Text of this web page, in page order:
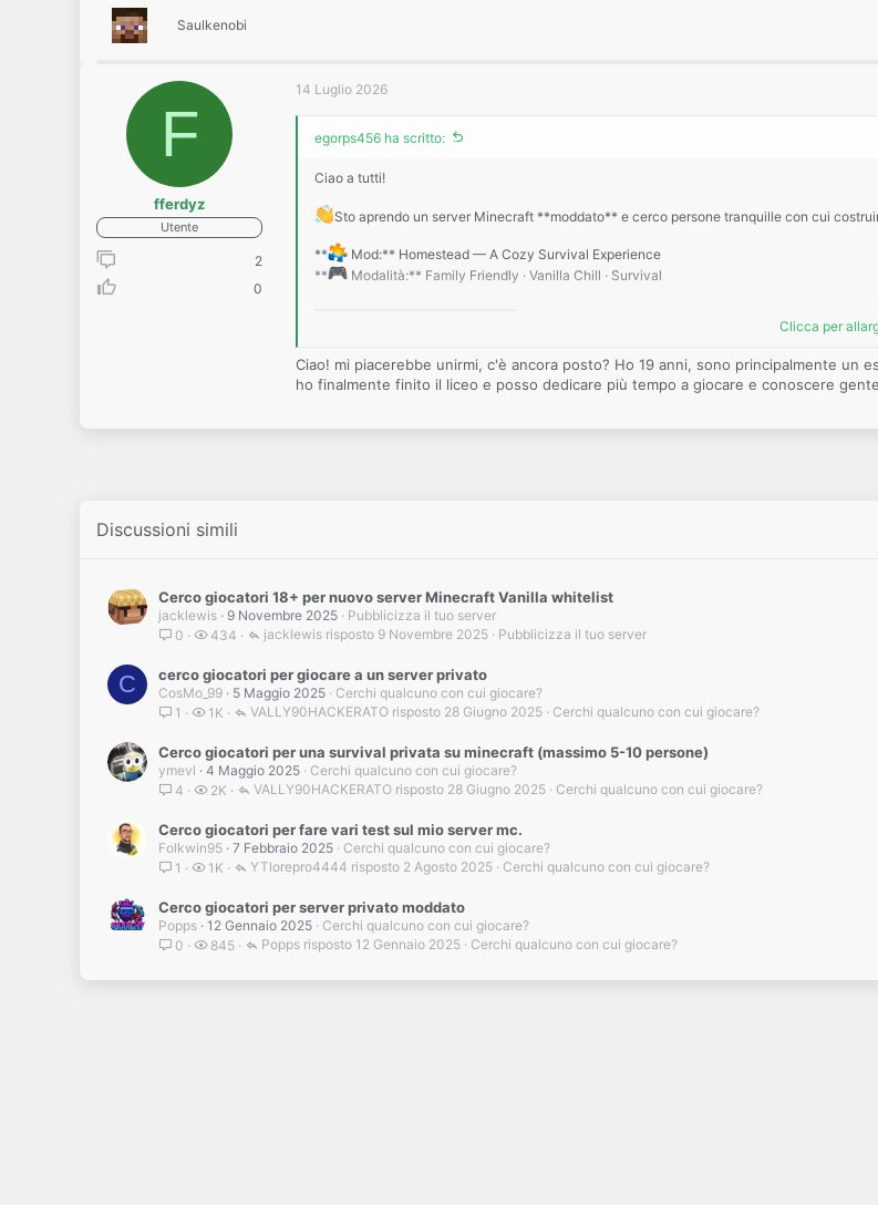
Saulkenobi
F
fferdyz
Utente
2
0
14 Luglio 2026
egorps456 ha scritto:
Ciao a tutti!
Sto aprendo un server Minecraft **moddato** e cerco persone tranquille con cui
**
Mod:** Homestead — A Cozy Survival Experience
**
Modalità:** Family Friendly · Vanilla Chill · Survival
Survival rilassato, senza PvP e senza stress
Libertà di costruire il tuo homestead perfetto
Gente gentile con cui collaborare e chiacchierare
━━━━━━━━━━━━━━━━━━━━━━━━━━
*Posti limitati — cerco persone che restino e costruiscano qualcosa insieme*
Clicca per
Ciao! mi piacerebbe unirmi, c'è ancora posto? Ho 19 anni, sono principalmente un
ho finalmente finito il liceo e posso dedicare più tempo a giocare e conoscere
Discussioni simili
Cerco giocatori 18+ per nuovo server Minecraft Vanilla whitelist
jacklewis 9 Novembre 2025
Pubblicizza il tuo server
0
434 Pubblicizza il tuo server
9 Novembre 2025
jacklewis
C cerco giocatori per giocare a un server privato
CosMo_99 5 Maggio 2025
Cerchi qualcuno con cui giocare?
1
1K Cerchi qualcuno con cui giocare?
28 Giugno 2025
VALLY90HACKERATO
Cerco giocatori per una survival privata su minecraft (massimo 5-10 persone)
ymevl 4 Maggio 2025
Cerchi qualcuno con cui giocare?
4
2K Cerchi qualcuno con cui giocare?
28 Giugno 2025
VALLY90HACKERATO
Cerco giocatori per fare vari test sul mio server mc.
Folkwin95 7 Febbraio 2025
Cerchi qualcuno con cui giocare?
1
1K Cerchi qualcuno con cui giocare?
2 Agosto 2025
YTlorepro4444
Cerco giocatori per server privato moddato
Popps 12 Gennaio 2025
Cerchi qualcuno con cui giocare?
0
845 Cerchi qualcuno con cui giocare?
12 Gennaio 2025
Popps